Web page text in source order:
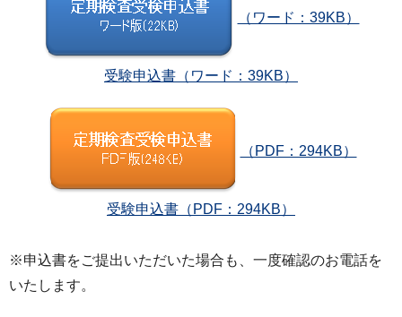
（ワード：39KB）
受験申込書（ワード：39KB）
（PDF：294KB）
受験申込書 （PDF：294KB）
※申込書をご提出いただいた場合も、一度確認のお電話を
いたします。